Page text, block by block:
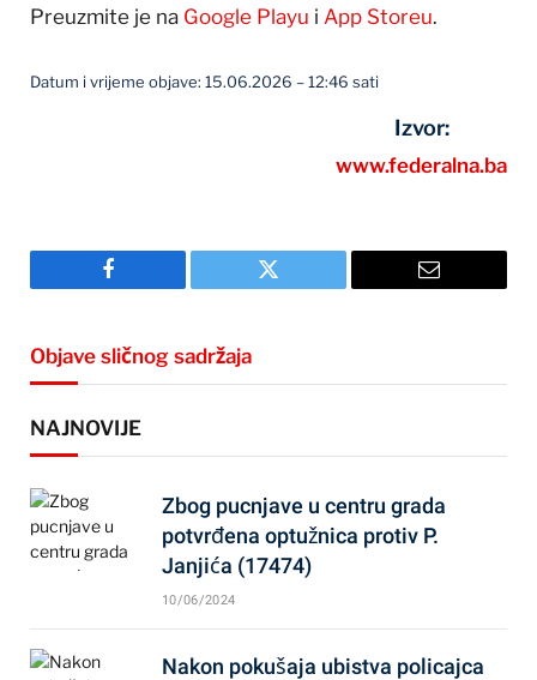
Preuzmite je na Google Playu i App Storeu.
Datum i vrijeme objave: 15.06.2026 – 12:46 sati
Izvor:
www.federalna.ba
Facebook Twitter Email
Objave sličnog sadržaja
NAJNOVIJE
Zbog pucnjave u centru grada
potvrđena optužnica protiv P.
Janjića (17474)
10/06/2024
Nakon pokušaja ubistva policajca